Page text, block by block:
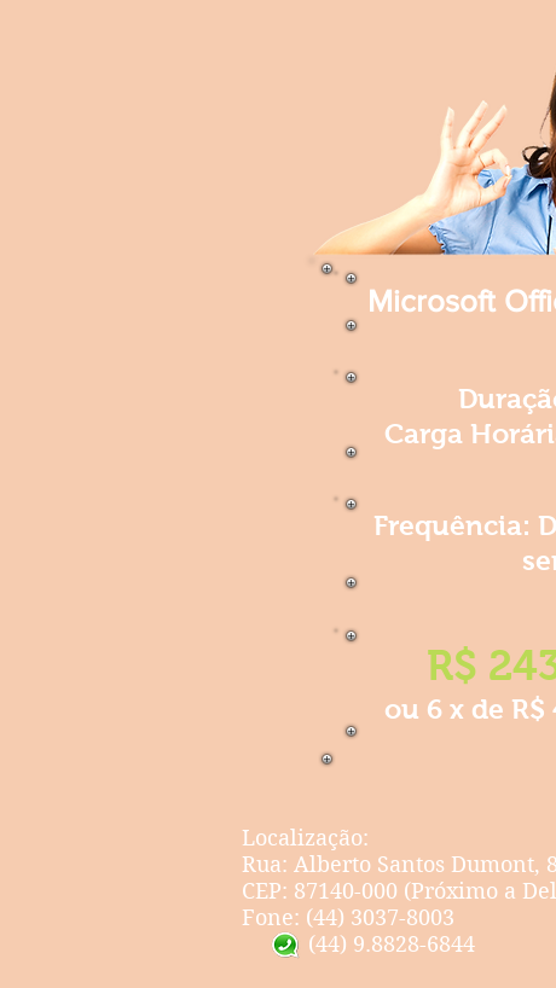
Microsoft
Carga
Frequência:
R$
ou 6 x de
Localização:
Rua: Alberto Santos Dumont,
CEP: 87140-000 (Próximo a
Fone: (44) 3037-8003
(44) 9.8828-6844